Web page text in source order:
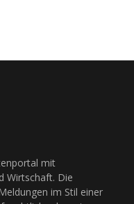
mit
Wirtschaft. Die
im Stil einer